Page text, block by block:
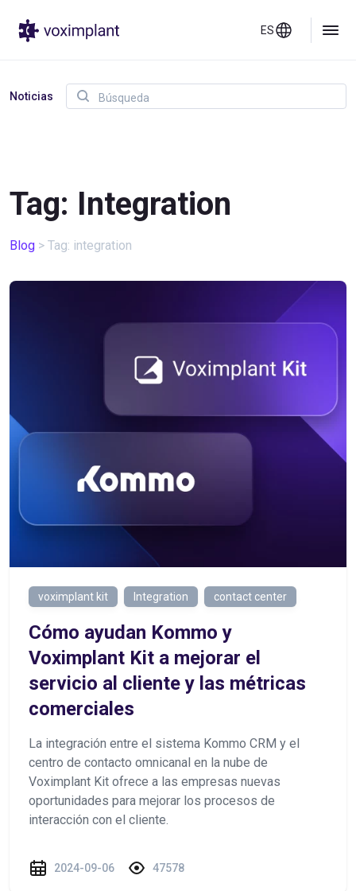
ES
Noticias
Tag: Integration
Blog > Tag: integration
voximplant kit Integration contact center
Cómo ayudan Kommo y
Voximplant Kit a mejorar el
servicio al cliente y las métricas
comerciales
La integración entre el sistema Kommo CRM y el
centro de contacto omnicanal en la nube de
Voximplant Kit ofrece a las empresas nuevas
oportunidades para mejorar los procesos de
interacción con el cliente.
2024-09-06 47578